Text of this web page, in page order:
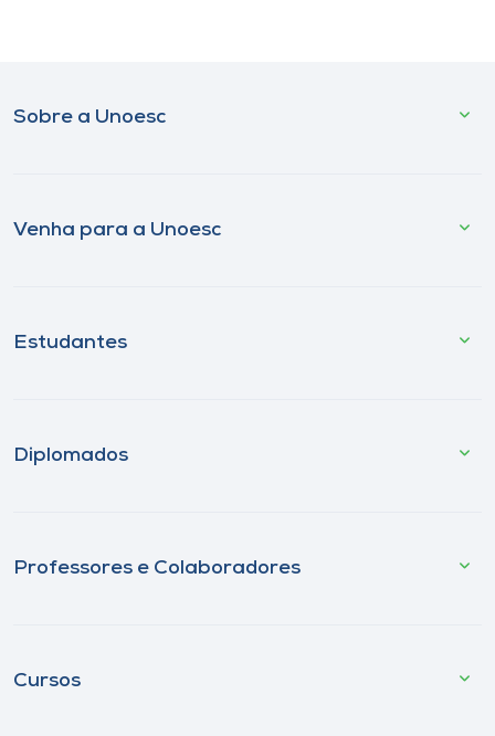
Sobre a Unoesc
Venha para a Unoesc
Estudantes
Diplomados
Professores e Colaboradores
Cursos